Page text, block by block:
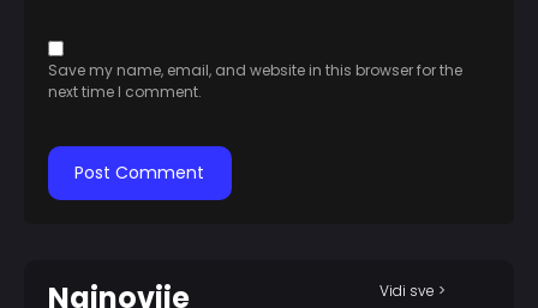
Save my name, email, and website in this browser for the
next time I comment.
Najnovije Vidi sve >